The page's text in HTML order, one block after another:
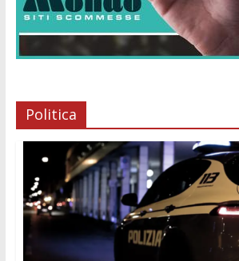
Politica